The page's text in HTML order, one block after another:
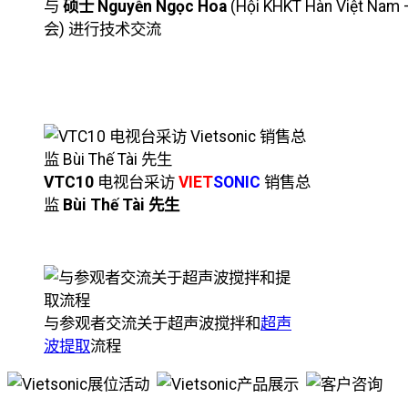
与 硕士 Nguyễn Ngọc Hoa (Hội KHKT Hàn Việt
会) 进行技术交流
VTC10 电视台采访 VIETSONIC 销售总
监 Bùi Thế Tài 先生
与参观者交流关于超声波搅拌和超声
波提取流程